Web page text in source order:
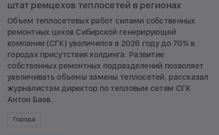
штат ремцехов теплосетей в регионах
Объем теплосетевых работ силами собственных
ремонтных цехов Сибирской генерирующей
компании (СГК) увеличился в 2026 году до 70% в
городах присутствия холдинга. Развитие
собственных ремонтных подразделений позволяет
увеличивать объемы замены теплосетей, рассказал
журналистам директор по тепловым сетям СГК
Антон Баев.
Города